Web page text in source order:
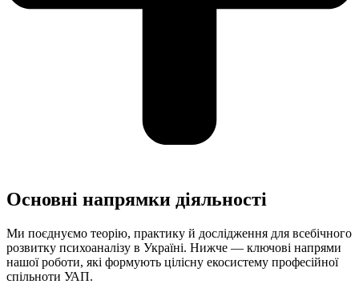
Основні напрямки діяльності
Ми поєднуємо теорію, практику й дослідження для всебічного
розвитку психоаналізу в Україні. Нижче — ключові напрями
нашої роботи, які формують цілісну екосистему професійної
спільноти УАП.